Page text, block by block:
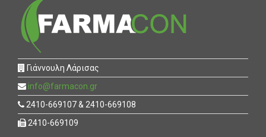
Γιάννουλη Λάρισας
info@farmacon.gr
2410-669107 & 2410-669108
2410-669109